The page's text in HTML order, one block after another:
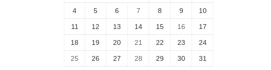
4 5 6 7 8 9 10
11 12 13 14 15 16 17
18 19 20 21 22 23 24
25 26 27 28 29 30 31